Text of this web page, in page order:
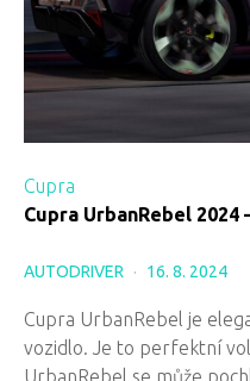
Cupra
Cupra UrbanRebel
AUTODRIVER 16. 8. 2024
Cupra UrbanRebel je
vozidlo. Je to perfektní
UrbanRebel se může